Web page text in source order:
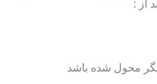
از :